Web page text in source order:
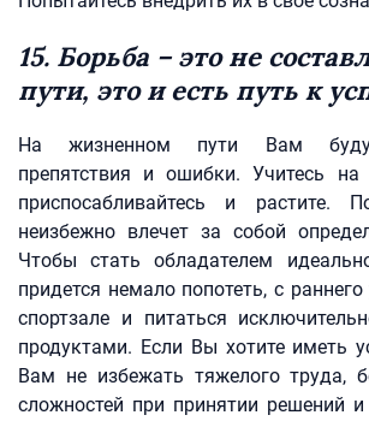
15. Борьба – это не
пути, это и есть путь к
На жизненном пути Вам
препятствия и ошибки. Учитесь
приспосабливайтесь и растите.
неизбежно влечет за собой
Чтобы стать обладателем
придется немало попотеть, с
спортзале и питаться
продуктами. Если Вы хотите иметь
Вам не избежать тяжелого труда,
сложностей при принятии решений